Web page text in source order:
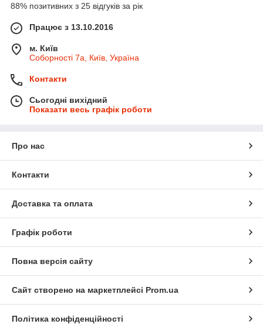
88% позитивних з 25 відгуків за рік
Працює з 13.10.2016
м. Київ
Соборності 7а, Київ, Україна
Контакти
Сьогодні вихідний
Показати весь графік роботи
Про нас
Контакти
Доставка та оплата
Графік роботи
Повна версія сайту
Сайт створено на маркетплейсі Prom.ua
Політика конфіденційності